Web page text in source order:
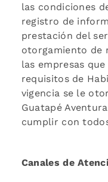
las condiciones
registro de
prestación del
otorgamiento de
las empresas
requisitos de
vigencia se le
Guatapé
cumplir con
Canales de